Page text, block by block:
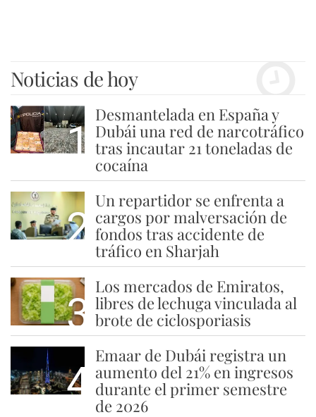
Noticias de hoy
1
Desmantelada en España y
Dubái una red de narcotráfico
tras incautar 21 toneladas de
cocaína
2
Un repartidor se enfrenta a
cargos por malversación de
fondos tras accidente de
tráfico en Sharjah
3
Los mercados de Emiratos,
libres de lechuga vinculada al
brote de ciclosporiasis
4
Emaar de Dubái registra un
aumento del 21% en ingresos
durante el primer semestre
de 2026